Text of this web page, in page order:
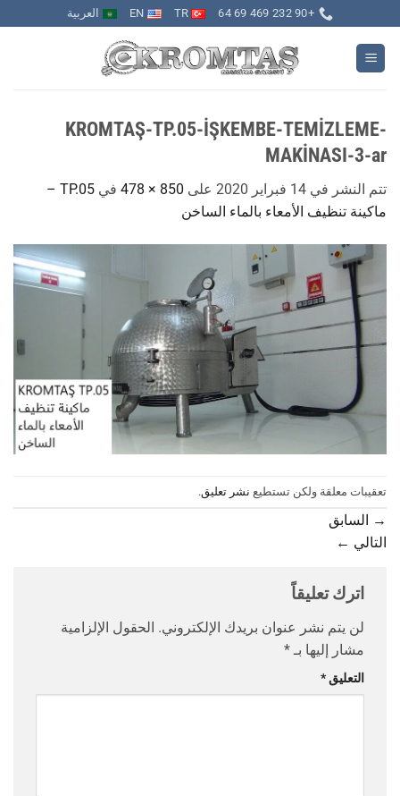
للمحتوى
+90 232 469 69 64
TR
EN العربية
KROMTAŞ-TP.05-İŞKEMBE-TEMİZLEME-
MAKİNASI-3-ar
تتم النشر في 14 فبراير 2020 على 850 × 478 في
TP.05 –
ماكينة تنظيف الأمعاء بالماء الساخن
تعقيبات معلقة ولكن تستطيع نشر تعليق.
→
السابق
التالي ←
اترك تعليقاً
لن يتم نشر عنوان بريدك الإلكتروني. الحقول الإلزامية
مشار إليها بـ*
التعليق*